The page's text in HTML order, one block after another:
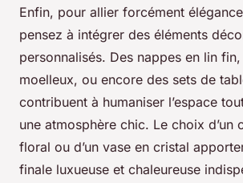
Enfin, pour allier forcément
pensez à intégrer des éléments
personnalisés. Des nappes en lin
moelleux, ou encore des sets de
contribuent à humaniser l’espace
une atmosphère chic. Le choix d’un
floral ou d’un vase en cristal
finale luxueuse et chaleureuse